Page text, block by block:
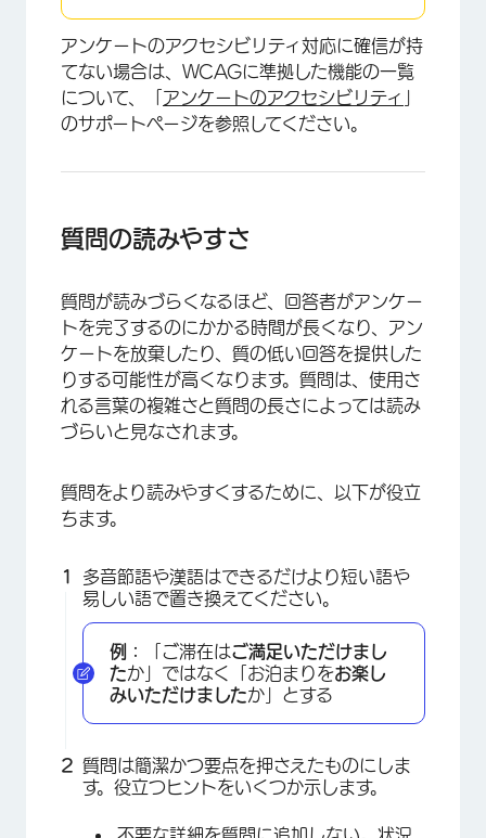
アンケートのアクセシビリティ対応に確信が持
てない場合は、WCAGに準拠した機能の一覧
について、「 アンケートのアクセシビリティ
のサポートページを参照してください。
質問の読みやすさ
質問が読みづらくなるほど、回答者がアンケー
トを完了するのにかかる時間が長くなり、アン
ケートを放棄したり、質の低い回答を提供した
りする可能性が高くなります。質問は、使用さ
れる言葉の複雑さと質問の長さによっては読み
づらいと見なされます。
質問をより読みやすくするために、以下が役立
ちます。
多音節語や漢語はできるだけより短い語や
易しい語で置き換えてください。
例： 「ご滞在はご満足いただけまし
たか」ではなく「お泊まりをお楽し
みいただけましたか」とする
質問は簡潔かつ要点を押さえたものにしま
す。役立つヒントをいくつか示します。